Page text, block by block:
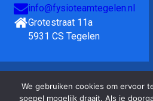
info@fysioteamtegelen.nl
Grotestraat 11a
5931 CS Tegelen
© Copyright FysioTeam Tegelen 2026 | Alle
We gebruiken cookies om ervoor
soepel mogelijk draait. Als je